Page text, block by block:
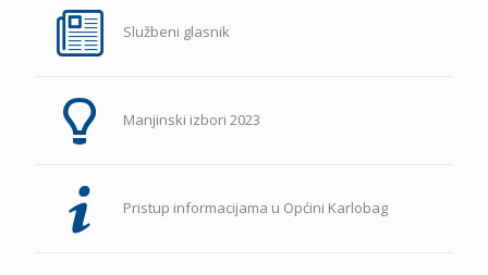
Službeni glasnik
Manjinski izbori 2023
Pristup informacijama u Općini Karlobag